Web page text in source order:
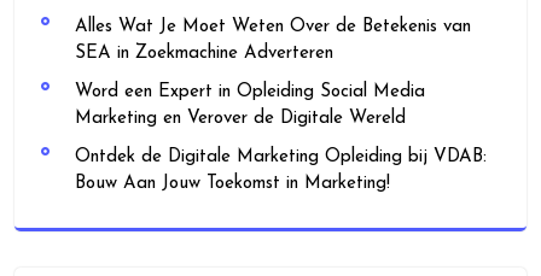
Alles Wat Je Moet Weten Over de Betekenis van
SEA in Zoekmachine Adverteren
Word een Expert in Opleiding Social Media
Marketing en Verover de Digitale Wereld
Ontdek de Digitale Marketing Opleiding bij VDAB:
Bouw Aan Jouw Toekomst in Marketing!